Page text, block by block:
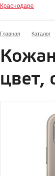
Главная Каталог
цвет,